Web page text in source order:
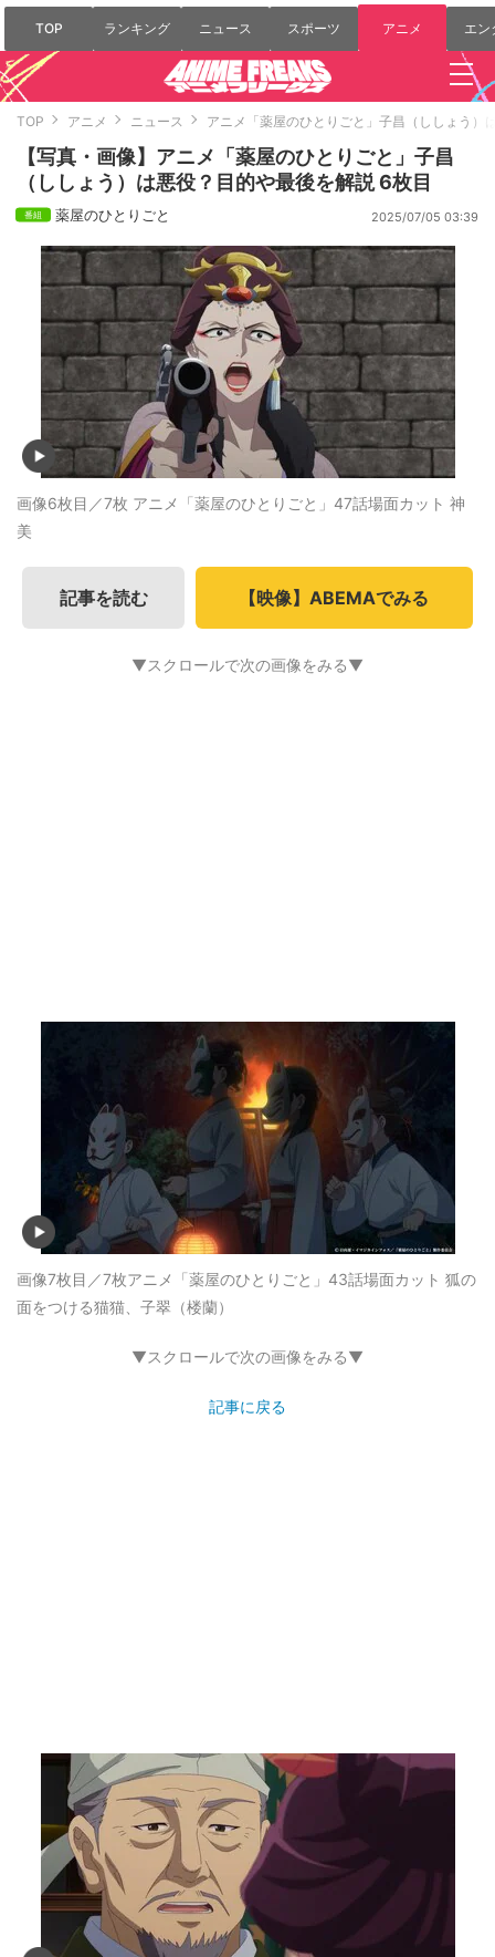
TOP ランキング ニュース スポーツ アニメ エン
TOP アニメ ニュース アニメ「薬屋のひとりごと」子昌（ししょう）
【写真・画像】アニメ「薬屋のひとりごと」子昌
（ししょう）は悪役？目的や最後を解説 6枚目
薬屋のひとりごと 2025/07/05 03:39
画像6枚目／7枚 アニメ「薬屋のひとりごと」47話場面カット 神
美
記事を読む 【映像】ABEMAでみる
▼スクロールで次の画像をみる▼
画像7枚目／7枚アニメ「薬屋のひとりごと」43話場面カット 狐の
面をつける猫猫、子翠（楼蘭）
▼スクロールで次の画像をみる▼
記事に戻る